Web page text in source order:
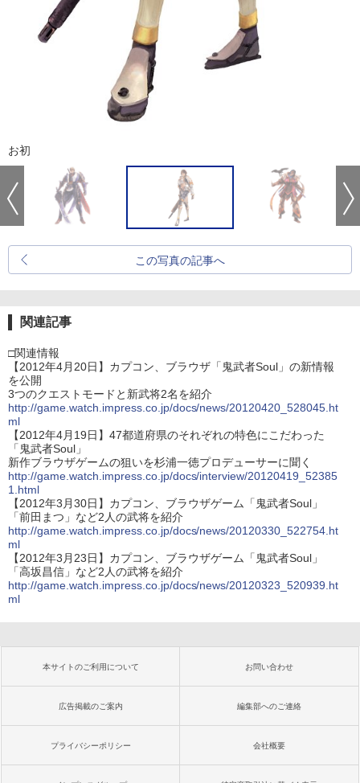
お初
この写真の記事へ
関連記事
□関連情報
【2012年4月20日】カプコン、ブラウザ「鬼武者Soul」の新情報
を公開
3つのクエストモードと新武将2名を紹介
http://game.watch.impress.co.jp/docs/news/20120420_528045.ht
ml
【2012年4月19日】47都道府県のそれぞれの特色にこだわった
「鬼武者Soul」
新作ブラウザゲームの狙いを杉浦一徳プロデューサーに聞く
http://game.watch.impress.co.jp/docs/interview/20120419_52385
1.html
【2012年3月30日】カプコン、ブラウザゲーム「鬼武者Soul」
「前田まつ」など2人の武将を紹介
http://game.watch.impress.co.jp/docs/news/20120330_522754.ht
ml
【2012年3月23日】カプコン、ブラウザゲーム「鬼武者Soul」
「高坂昌信」など2人の武将を紹介
http://game.watch.impress.co.jp/docs/news/20120323_520939.ht
ml
本サイトのご利用について お問い合わせ
広告掲載のご案内 編集部へのご連絡
プライバシーポリシー 会社概要